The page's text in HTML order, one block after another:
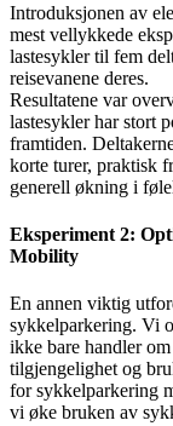
Introduksjonen av
mest vellykkede
lastesykler til fem
reisevanene deres.
Resultatene var
lastesykler har stort
framtiden.
korte turer, praktisk
generell økning i
Eksperiment 2:
Mobility
En annen viktig
sykkelparkering. Vi
ikke bare handler
tilgjengelighet og
for sykkelparkering
vi øke bruken av